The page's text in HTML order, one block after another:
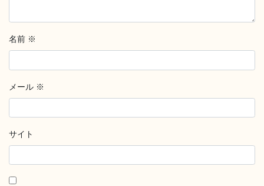
名前 ※
メール ※
サイト